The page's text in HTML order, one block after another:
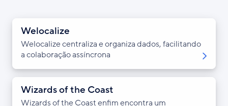
Welocalize
Welocalize centraliza e organiza dados, facilitando
a colaboração assíncrona
Wizards of the Coast
Wizards of the Coast enfim encontra um